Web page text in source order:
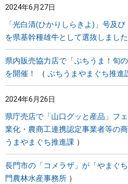
2024年6月27日
「光白清(ひかりしらきよ)」号及
を県基幹種雄牛として選抜しました
県内販売協力店で「ぶちうま！旬の
を開催！
ぶちうまやまぐち推進
2024年6月26日
県庁売店で「山口グッと産品」フ
業化・農商工連携認定事業者等の
うまやまぐち推進課
長門市の「コメラザ」が「やまぐ
門農林水産事務所